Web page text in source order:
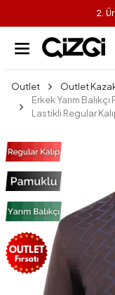
2.
Outlet
Outlet
Erkek Yarım
Lastikli Regular